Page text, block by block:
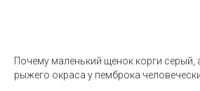
Почему маленький щенок корги серый,
рыжего окраса у пемброка